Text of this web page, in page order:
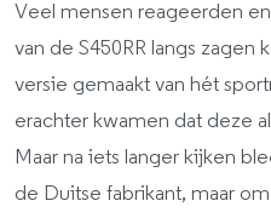
Veel mensen reageerden
van de S450RR langs
versie gemaakt van hét
erachter kwamen dat deze
Maar na iets langer kijken
de Duitse fabrikant, maar